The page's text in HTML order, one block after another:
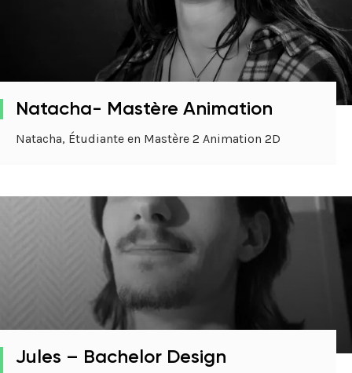
Natacha- Mastère Animation
Natacha, Étudiante en Mastère 2 Animation 2D
Jules – Bachelor Design